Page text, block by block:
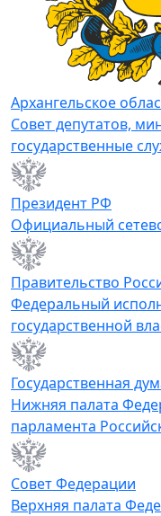
Архангельское
Совет депутатов,
государственные
Президент РФ
Официальный
Правительство
Федеральный
государственной
Государственная
Нижняя палата
парламента
Совет Федерации
Верхняя палата